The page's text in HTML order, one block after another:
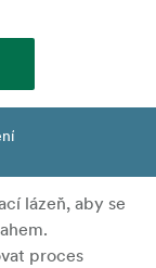
lázeň, aby se
proces